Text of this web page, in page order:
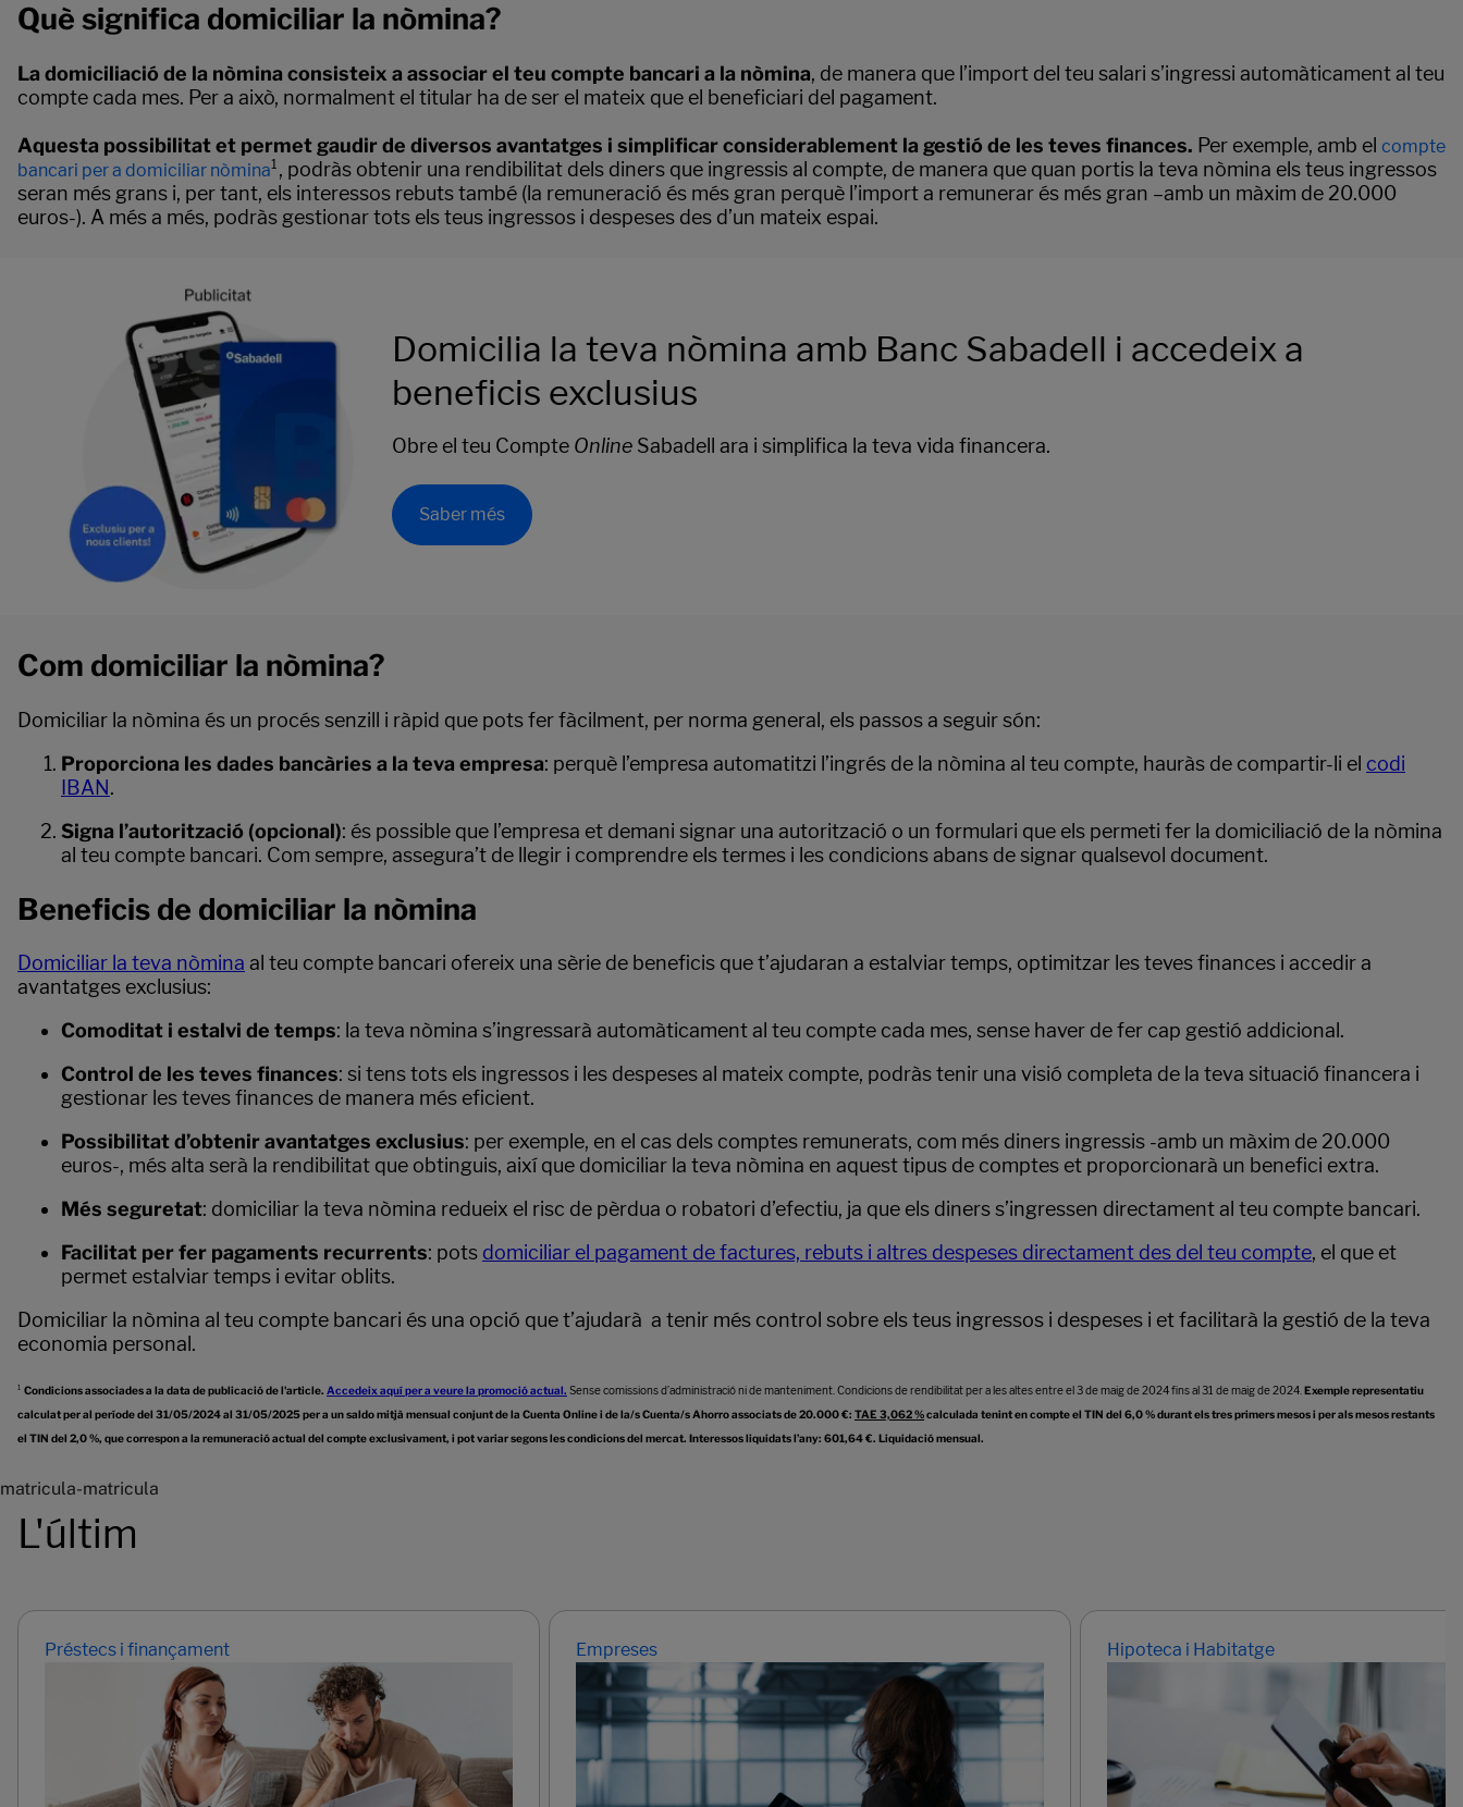
Què significa domiciliar la nòmina?
La domiciliació de la nòmina consisteix a associar el teu compte bancari a la nòmina, de manera que l’import del teu salari s’ingressi automàticament al teu
compte cada mes. Per a això, normalment el titular ha de ser el mateix que el beneficiari del pagament.
Aquesta possibilitat et permet gaudir de diversos avantatges i simplificar considerablement la gestió de les teves finances. Per exemple, amb el compte
bancari per a domiciliar nòmina¹, podràs obtenir una rendibilitat dels diners que ingressis al compte, de manera que quan portis la teva nòmina els teus ingressos
seran més grans i, per tant, els interessos rebuts també (la remuneració és més gran perquè l’import a remunerar és més gran –amb un màxim de 20.000
euros-). A més a més, podràs gestionar tots els teus ingressos i despeses des d’un mateix espai.
Domicilia la teva nòmina amb Banc Sabadell i accedeix a
beneficis exclusius
Obre el teu Compte Online Sabadell ara i simplifica la teva vida financera.
Saber més
Com domiciliar la nòmina?
Domiciliar la nòmina és un procés senzill i ràpid que pots fer fàcilment, per norma general, els passos a seguir són:
Proporciona les dades bancàries a la teva empresa: perquè l’empresa automatitzi l’ingrés de la nòmina al teu compte, hauràs de compartir-li el codi
IBAN.
Signa l’autorització (opcional): és possible que l’empresa et demani signar una autorització o un formulari que els permeti fer la domiciliació de la nòmina
al teu compte bancari. Com sempre, assegura’t de llegir i comprendre els termes i les condicions abans de signar qualsevol document.
Beneficis de domiciliar la nòmina
Domiciliar la teva nòmina al teu compte bancari ofereix una sèrie de beneficis que t’ajudaran a estalviar temps, optimitzar les teves finances i accedir a
avantatges exclusius:
Comoditat i estalvi de temps: la teva nòmina s’ingressarà automàticament al teu compte cada mes, sense haver de fer cap gestió addicional.
Control de les teves finances: si tens tots els ingressos i les despeses al mateix compte, podràs tenir una visió completa de la teva situació financera i
gestionar les teves finances de manera més eficient.
Possibilitat d’obtenir avantatges exclusius: per exemple, en el cas dels comptes remunerats, com més diners ingressis -amb un màxim de 20.000
euros-, més alta serà la rendibilitat que obtinguis, així que domiciliar la teva nòmina en aquest tipus de comptes et proporcionarà un benefici extra.
Més seguretat: domiciliar la teva nòmina redueix el risc de pèrdua o robatori d’efectiu, ja que els diners s’ingressen directament al teu compte bancari.
Facilitat per fer pagaments recurrents: pots domiciliar el pagament de factures, rebuts i altres despeses directament des del teu compte, el que et
permet estalviar temps i evitar oblits.
Domiciliar la nòmina al teu compte bancari és una opció que t’ajudarà a tenir més control sobre els teus ingressos i despeses i et facilitarà la gestió de la teva
economia personal.
¹ Condicions associades a la data de publicació de l'article. Accedeix aquí per a veure la promoció actual. Sense comissions d’administració ni de manteniment. Condicions de rendibilitat per a les altes entre el 3 de maig de 2024 fins al 31 de maig de 2024. Exemple representatiu
calculat per al període del 31/05/2024 al 31/05/2025 per a un saldo mitjà mensual conjunt de la Cuenta Online i de la/s Cuenta/s Ahorro associats de 20.000 €: TAE 3,062 %calculada tenint en compte el TIN del 6,0 % durant els tres primers mesos i per als mesos restants
el TIN del 2,0 %, que correspon a la remuneració actual del compte exclusivament, i pot variar segons les condicions del mercat. Interessos liquidats l’any: 601,64 €. Liquidació mensual.
matricula-matricula
L'últim
Préstecs i finançament Empreses Hipoteca i Habitatge